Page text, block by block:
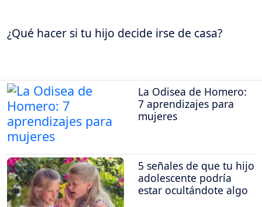
¿Qué hacer si tu hijo decide irse de casa?
La Odisea de Homero:
7 aprendizajes para
mujeres
5 señales de que tu hijo
adolescente podría
estar ocultándote algo